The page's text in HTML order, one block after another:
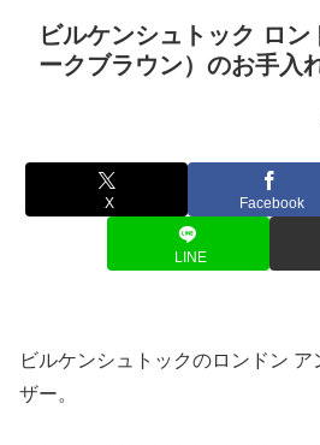
ビルケンシュトック ロン
ークブラウン）のお手入
X Facebook
LINE
ビルケンシュトックのロンドン
ザー。